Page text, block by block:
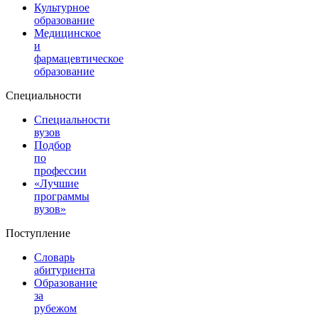
Культурное
образование
Медицинское
и
фармацевтическое
образование
Специальности
Специальности
вузов
Подбор
по
профессии
«Лучшие
программы
вузов»
Поступление
Словарь
абитуриента
Образование
за
рубежом